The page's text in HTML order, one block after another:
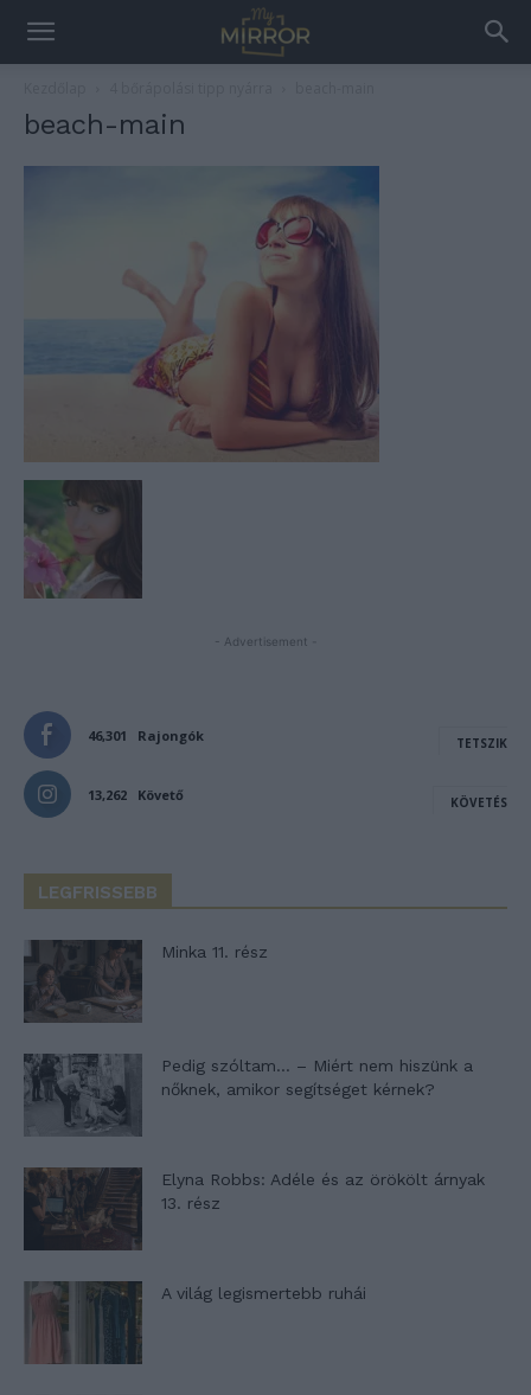
beach-main
- Advertisement -
46,301 Rajongók TETSZIK
13,262 Követő KÖVETÉS
LEGFRISSEBB
Minka 11. rész
Pedig szóltam… – Miért nem hiszünk a
nőknek, amikor segítséget kérnek?
Elyna Robbs: Adéle és az örökölt árnyak
13. rész
A világ legismertebb ruhái